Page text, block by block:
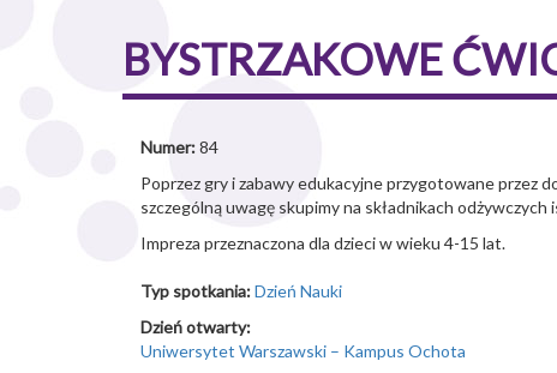
BYSTRZAKOWE
Numer:84
Poprzez gry i zabawy edukacyjne przygotowane przez
szczególną uwagę skupimy na składnikach
Impreza przeznaczona dla dzieci w wieku 4-15 lat.
Typ spotkania:Dzień Nauki
Dzień otwarty:
Uniwersytet Warszawski – Kampus Ochota